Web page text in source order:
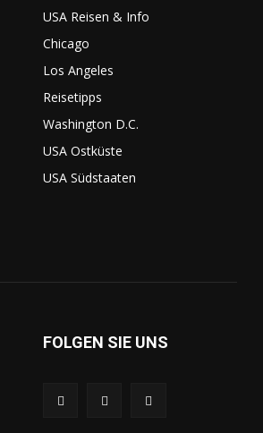
USA Reisen & Info
Chicago
Los Angeles
Reisetipps
Washington D.C.
USA Ostküste
USA Südstaaten
FOLGEN SIE UNS